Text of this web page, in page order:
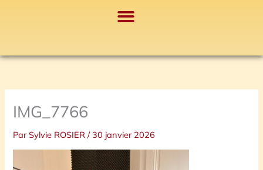
IMG_7766
ParSylvie ROSIER/ 30 janvier 2026